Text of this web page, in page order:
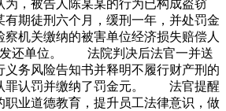
被告人陈某某的行为已构成盗窃
有期徒刑六个月，缓刑一年，并处罚金
察机关缴纳的被害单位经济损失赔偿人
发还单位。 法院判决后法官一并送
义务风险告知书并释明不履行财产刑的
罪认罚并缴纳了罚金元。 法官提醒
职业道德教育，提升员工法律意识，做